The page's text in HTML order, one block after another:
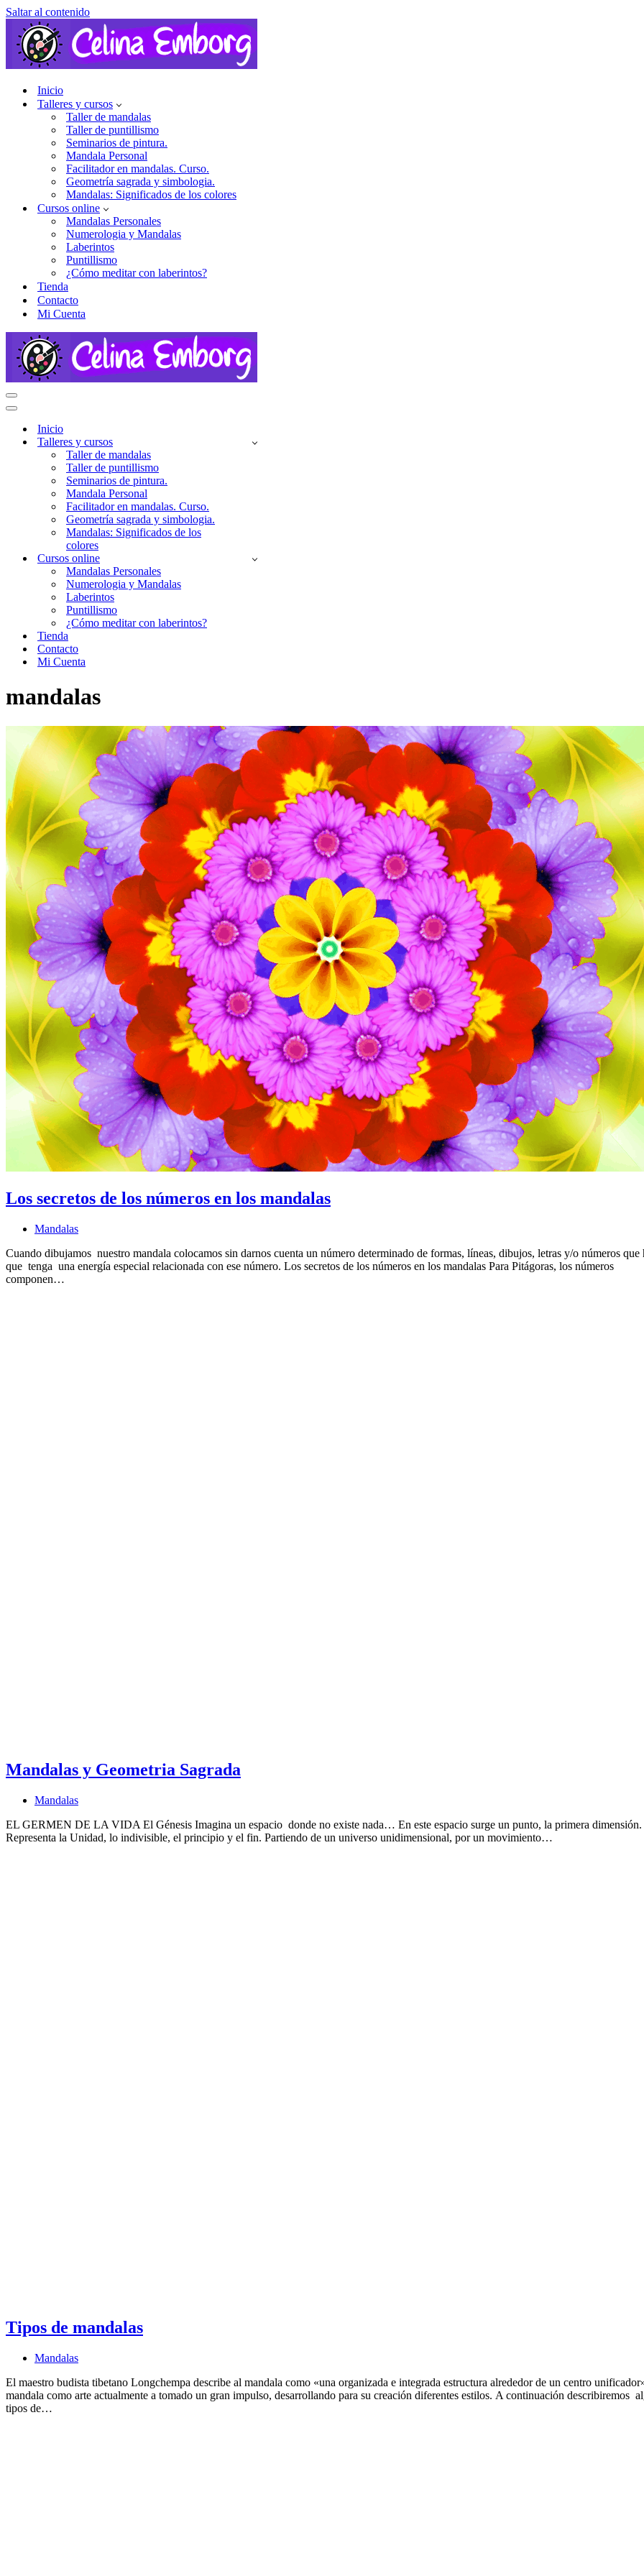
Saltar al contenido
Inicio
Talleres y cursos
Taller de mandalas
Taller de puntillismo
Seminarios de pintura.
Mandala Personal
Facilitador en mandalas. Curso.
Geometría sagrada y simbologia.
Mandalas: Significados de los colores
Cursos online
Mandalas Personales
Numerologia y Mandalas
Laberintos
Puntillismo
¿Cómo meditar con laberintos?
Tienda
Contacto
Mi Cuenta
Menú
de
Menú
navegación
Inicio
Talleres y cursos
Taller de mandalas
Taller de puntillismo
Seminarios de pintura.
Mandala Personal
Facilitador en mandalas. Curso.
Geometría sagrada y simbologia.
Mandalas: Significados de los
colores
Cursos online
Mandalas Personales
Numerologia y Mandalas
Laberintos
Puntillismo
¿Cómo meditar con laberintos?
Tienda
Contacto
Mi Cuenta
mandalas
Los secretos de los números en los mandalas
Mandalas
Cuando dibujamos nuestro mandala colocamos sin darnos cuenta un número determinado de formas, líneas, dibujos, letras y/o números que
que tenga una energía especial relacionada con ese número. Los secretos de los números en los mandalas Para Pitágoras, los números
componen…
Mandalas y Geometria Sagrada
Mandalas
EL GERMEN DE LA VIDA El Génesis Imagina un espacio donde no existe nada… En este espacio surge un punto, la primera dimensión.
Representa la Unidad, lo indivisible, el principio y el fin. Partiendo de un universo unidimensional, por un movimiento…
Tipos de mandalas
Mandalas
El maestro budista tibetano Longchempa describe al mandala como «una organizada e integrada estructura alrededor de un centro
mandala como arte actualmente a tomado un gran impulso, desarrollando para su creación diferentes estilos. A continuación describiremos
tipos de…